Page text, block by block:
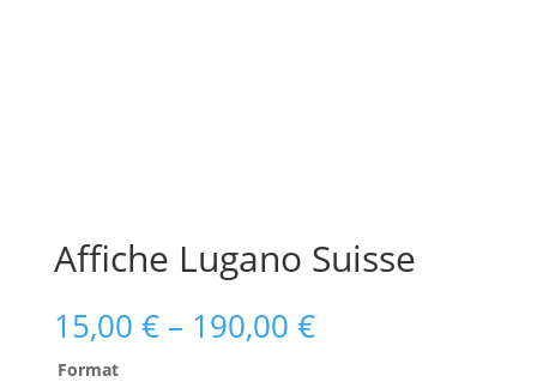
Affiche Lugano Suisse
15,00 €– 190,00 €
Format